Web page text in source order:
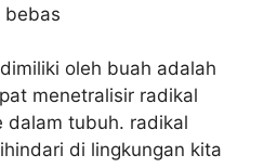
bebas
oleh buah adalah
menetralisir radikal
dalam tubuh. radikal
di lingkungan kita